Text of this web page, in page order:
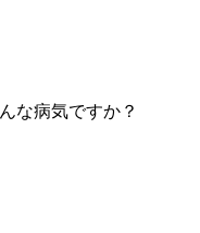
な病気ですか？